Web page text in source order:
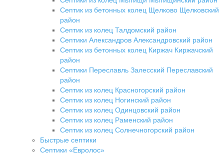
Септик из бетонных колец Щелково Щелковский
район
Септик из колец Талдомский район
Септики Александров Александровский район
Септик из бетонных колец Киржач Киржачский
район
Септики Переславль Залесский Переславский
район
Септик из колец Красногорский район
Септик из колец Ногинский район
Септик из колец Одинцовский район
Септик из колец Раменский район
Септик из колец Солнечногорский район
Быстрые септики
Септики «Евролос»